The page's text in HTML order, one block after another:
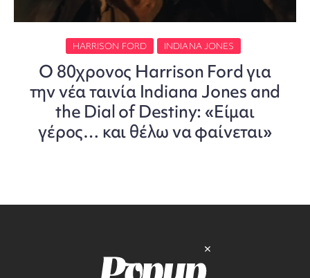
HARRISON FORD INDIANA JONES
Ο 80χρονος Harrison Ford για
την νέα ταινία Indiana Jones and
the Dial of Destiny: «Είμαι
γέρος… και θέλω να φαίνεται»